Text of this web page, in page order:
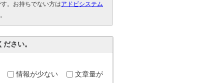
。お持ちでない方はアドビシステム
さい。
情報が少ない
文章量が